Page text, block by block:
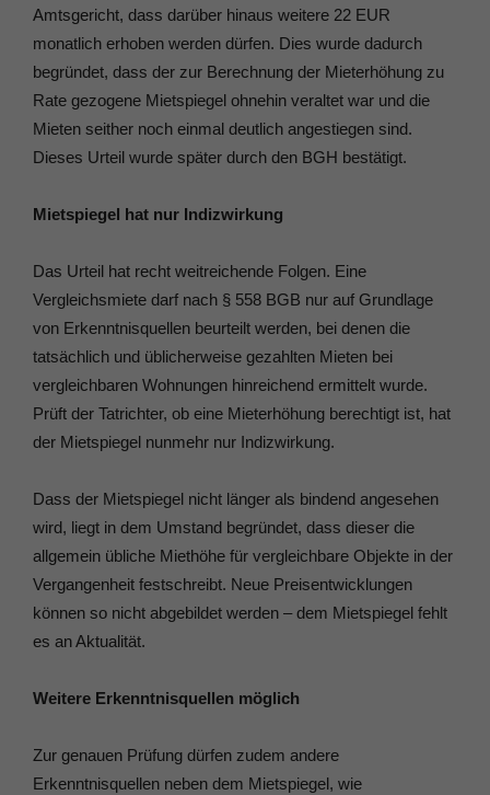
Amtsgericht, dass darüber hinaus weitere 22 EUR
monatlich erhoben werden dürfen. Dies wurde dadurch
begründet, dass der zur Berechnung der Mieterhöhung zu
Rate gezogene Mietspiegel ohnehin veraltet war und die
Mieten seither noch einmal deutlich angestiegen sind.
Dieses Urteil wurde später durch den BGH bestätigt.
Mietspiegel hat nur Indizwirkung
Das Urteil hat recht weitreichende Folgen. Eine
Vergleichsmiete darf nach § 558 BGB nur auf Grundlage
von Erkenntnisquellen beurteilt werden, bei denen die
tatsächlich und üblicherweise gezahlten Mieten bei
vergleichbaren Wohnungen hinreichend ermittelt wurde.
Prüft der Tatrichter, ob eine Mieterhöhung berechtigt ist, hat
der Mietspiegel nunmehr nur Indizwirkung.
Dass der Mietspiegel nicht länger als bindend angesehen
wird, liegt in dem Umstand begründet, dass dieser die
allgemein übliche Miethöhe für vergleichbare Objekte in der
Vergangenheit festschreibt. Neue Preisentwicklungen
können so nicht abgebildet werden – dem Mietspiegel fehlt
es an Aktualität.
Weitere Erkenntnisquellen möglich
Zur genauen Prüfung dürfen zudem andere
Erkenntnisquellen neben dem Mietspiegel, wie